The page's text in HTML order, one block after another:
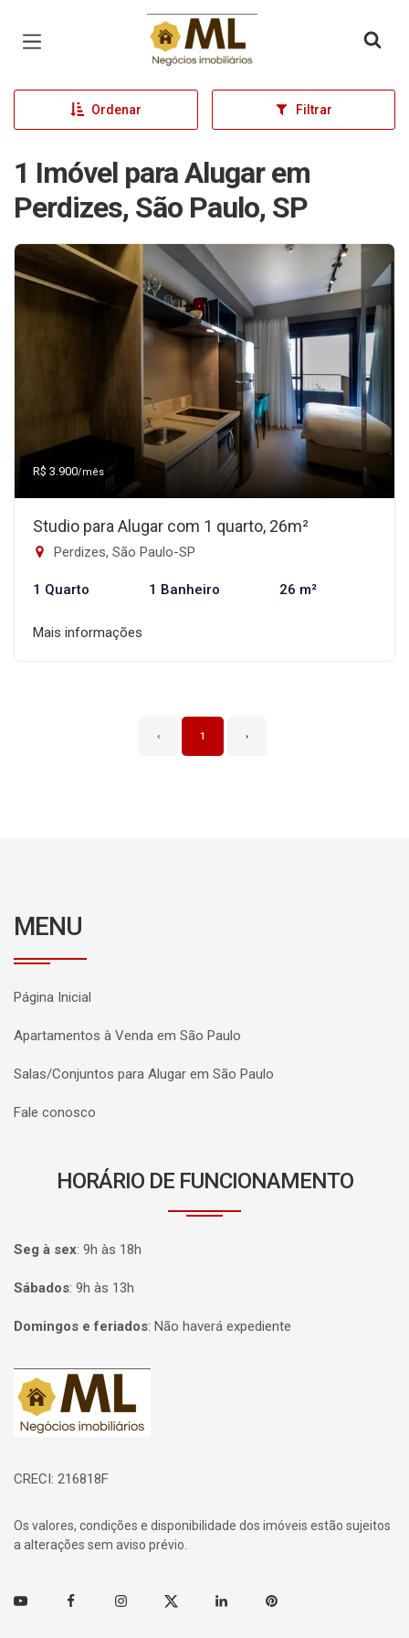
Página inicial
Ordenar Filtrar
1 Imóvel para Alugar em
Perdizes, São Paulo, SP
R$ 3.900/mês
Studio para Alugar com 1 quarto, 26m²
Perdizes, São Paulo-SP
1 Quarto 1 Banheiro 26 m²
Mais informações
‹ 1 ›
MENU
Página Inicial
Apartamentos à Venda em São Paulo
Salas/Conjuntos para Alugar em São Paulo
Fale conosco
HORÁRIO DE FUNCIONAMENTO
Seg à sex: 9h às 18h
Sábados: 9h às 13h
Domingos e feriados: Não haverá expediente
Página inicial
CRECI: 216818F
Os valores, condições e disponibilidade dos imóveis estão sujeitos
a alterações sem aviso prévio.
Youtube FacebookInstagramTwitter Linkedin Pinterest